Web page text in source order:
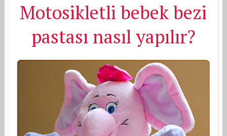
Motosikletli bebek bezi
pastası nasıl yapılır?